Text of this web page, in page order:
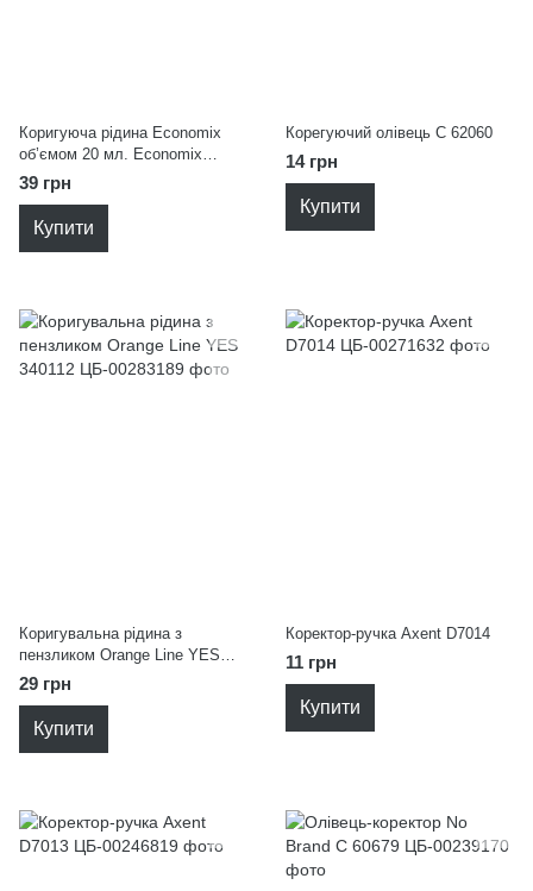
Коригуюча рідина Economix
об’ємом 20 мл. Economix
E41304
39 грн
Купити
Корегуючий олівець С 62060
14 грн
Купити
Коригувальна рідина з
пензликом Orange Line YES
340112
29 грн
Купити
Коректор-ручка Axent D7014
11 грн
Купити